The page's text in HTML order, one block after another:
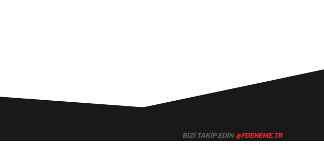
BIZI TAKIP EDIN @FDENEME.TR